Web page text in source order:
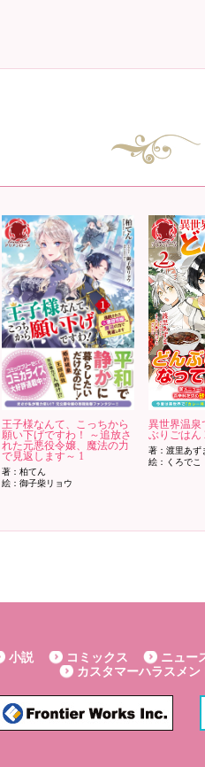
王子様なんて、こっちから
願い下げですわ！ ～追放さ
れた元悪役令嬢、魔法の力
で見返します～ 1
著：柏てん
絵：御子柴リョウ
異世界温泉
ぶりごはん
著：渡里あず
絵：くろでこ
小説 コミックス ニュー
カスタマーハラスメン